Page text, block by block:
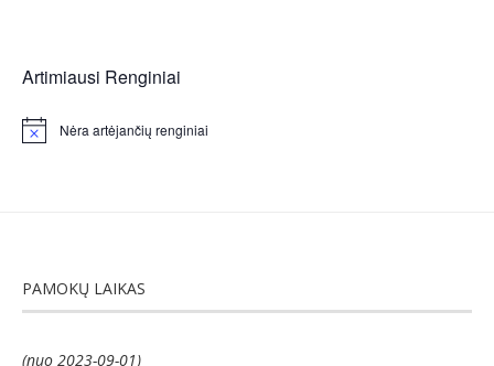
Artimiausi Renginiai
Notice Nėra artėjančių renginiai
PAMOKŲ LAIKAS
(nuo 2023-09-01)